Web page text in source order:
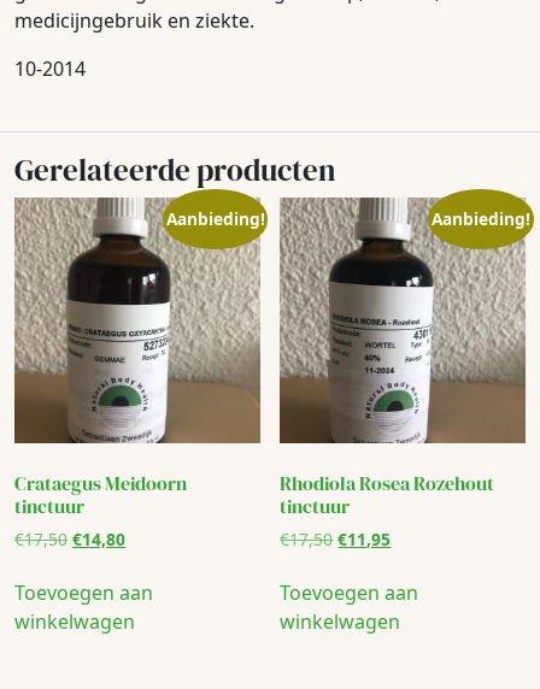
medicijngebruik en ziekte.
10-2014
Gerelateerde producten
Aanbieding!
Crataegus Meidoorn
tinctuur
€17,50 Oorspronkelijke
was:
€17,50.
€14,80Huidige
is:
Toevoegen aan
winkelwagen
Aanbieding!
Rhodiola Rosea Rozehout
tinctuur
€17,50Oorspronkelijke
was:
€17,50.
€11,95Huidige
is:
Toevoegen aan
winkelwagen